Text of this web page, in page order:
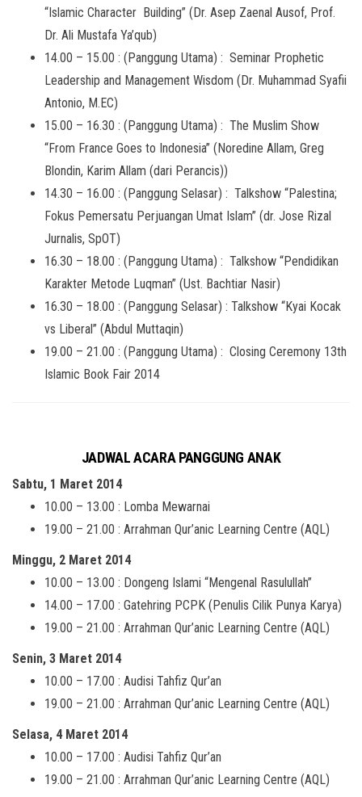
“Islamic Character Building” (Dr. Asep Zaenal Ausof, Prof.
Dr. Ali Mustafa Ya’qub)
14.00 – 15.00 : (Panggung Utama) : Seminar Prophetic
Leadership and Management Wisdom (Dr. Muhammad Syafii
Antonio, M.EC)
15.00 – 16.30 : (Panggung Utama) : The Muslim Show
“From France Goes to Indonesia” (Noredine Allam, Greg
Blondin, Karim Allam (dari Perancis))
14.30 – 16.00 : (Panggung Selasar) : Talkshow “Palestina;
Fokus Pemersatu Perjuangan Umat Islam” (dr. Jose Rizal
Jurnalis, SpOT)
16.30 – 18.00 : (Panggung Utama) : Talkshow “Pendidikan
Karakter Metode Luqman” (Ust. Bachtiar Nasir)
16.30 – 18.00 : (Panggung Selasar) : Talkshow “Kyai Kocak
vs Liberal” (Abdul Muttaqin)
19.00 – 21.00 : (Panggung Utama) : Closing Ceremony 13th
Islamic Book Fair 2014
JADWAL ACARA PANGGUNG ANAK
Sabtu, 1 Maret 2014
10.00 – 13.00 : Lomba Mewarnai
19.00 – 21.00 : Arrahman Qur’anic Learning Centre (AQL)
Minggu, 2 Maret 2014
10.00 – 13.00 : Dongeng Islami “Mengenal Rasulullah”
14.00 – 17.00 : Gatehring PCPK (Penulis Cilik Punya Karya)
19.00 – 21.00 : Arrahman Qur’anic Learning Centre (AQL)
Senin, 3 Maret 2014
10.00 – 17.00 : Audisi Tahfiz Qur’an
19.00 – 21.00 : Arrahman Qur’anic Learning Centre (AQL)
Selasa, 4 Maret 2014
10.00 – 17.00 : Audisi Tahfiz Qur’an
19.00 – 21.00 : Arrahman Qur’anic Learning Centre (AQL)